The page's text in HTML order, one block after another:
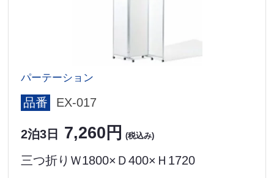
パーテーション
品番 EX-017
2泊3日 7,260円 (税込み)
三つ折りＷ1800×Ｄ400×Ｈ1720